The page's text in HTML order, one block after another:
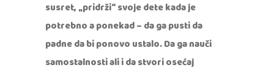
susret, „pridrži“ svoje dete kada je
potrebno a ponekad – da ga pusti da
padne da bi ponovo ustalo. Da ga nauči
samostalnosti ali i da stvori osećaj